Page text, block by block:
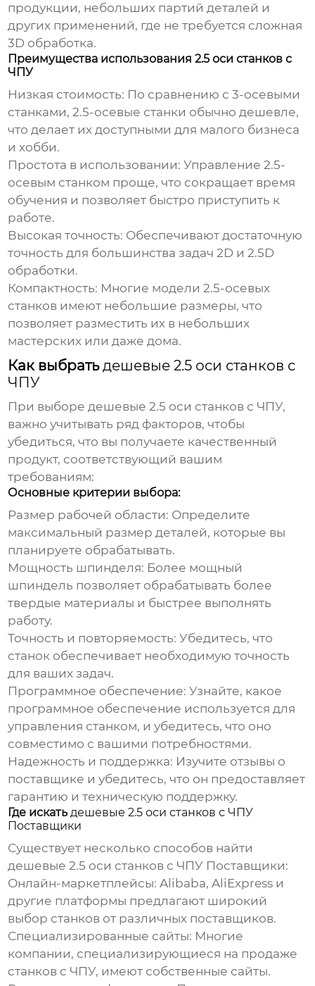
продукции, небольших партий деталей и
других применений, где не требуется сложная
3D обработка.
Преимущества использования 2.5 оси станков с
ЧПУ
Низкая стоимость: По сравнению с 3-осевыми
станками, 2.5-осевые станки обычно дешевле,
что делает их доступными для малого бизнеса
и хобби.
Простота в использовании: Управление 2.5-
осевым станком проще, что сокращает время
обучения и позволяет быстро приступить к
работе.
Высокая точность: Обеспечивают достаточную
точность для большинства задач 2D и 2.5D
обработки.
Компактность: Многие модели 2.5-осевых
станков имеют небольшие размеры, что
позволяет разместить их в небольших
мастерских или даже дома.
Как выбратьдешевые 2.5 оси станков с
ЧПУ
При выборедешевые 2.5 оси станков с ЧПУ,
важно учитывать ряд факторов, чтобы
убедиться, что вы получаете качественный
продукт, соответствующий вашим
требованиям:
Основные критерии выбора:
Размер рабочей области: Определите
максимальный размер деталей, которые вы
планируете обрабатывать.
Мощность шпинделя: Более мощный
шпиндель позволяет обрабатывать более
твердые материалы и быстрее выполнять
работу.
Точность и повторяемость: Убедитесь, что
станок обеспечивает необходимую точность
для ваших задач.
Программное обеспечение: Узнайте, какое
программное обеспечение используется для
управления станком, и убедитесь, что оно
совместимо с вашими потребностями.
Надежность и поддержка: Изучите отзывы о
поставщике и убедитесь, что он предоставляет
гарантию и техническую поддержку.
Где искатьдешевые 2.5 оси станков с ЧПУ
Поставщики
Существует несколько способов найти
дешевые 2.5 оси станков с ЧПУ Поставщики:
Онлайн-маркетплейсы: Alibaba, AliExpress и
другие платформы предлагают широкий
выбор станков от различных поставщиков.
Специализированные сайты: Многие
компании, специализирующиеся на продаже
станков с ЧПУ, имеют собственные сайты.